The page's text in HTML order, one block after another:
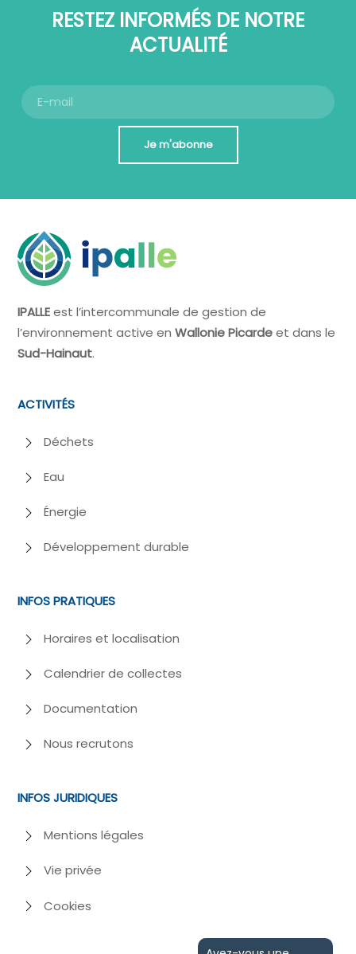
RESTEZ INFORMÉS DE NOTRE
ACTUALITÉ
Je m'abonne
IPALLEest l’intercommunale de gestion de
l’environnement active enWallonie Picardeet dans le
Sud-Hainaut.
ACTIVITÉS
Déchets
Eau
Énergie
Développement durable
INFOS PRATIQUES
Horaires et localisation
Calendrier de collectes
Documentation
Nous recrutons
INFOS JURIDIQUES
Mentions légales
Vie privée
Cookies